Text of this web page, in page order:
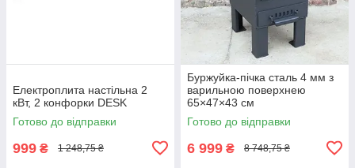
Електроплита настільна 2
кВт, 2 конфорки DESK
Готово до відправки
999 ₴ 1 248,75 ₴
Буржуйка-пічка сталь 4 мм з
варильною поверхнею
65×47×43 см
Готово до відправки
6 999 ₴ 8 748,75 ₴